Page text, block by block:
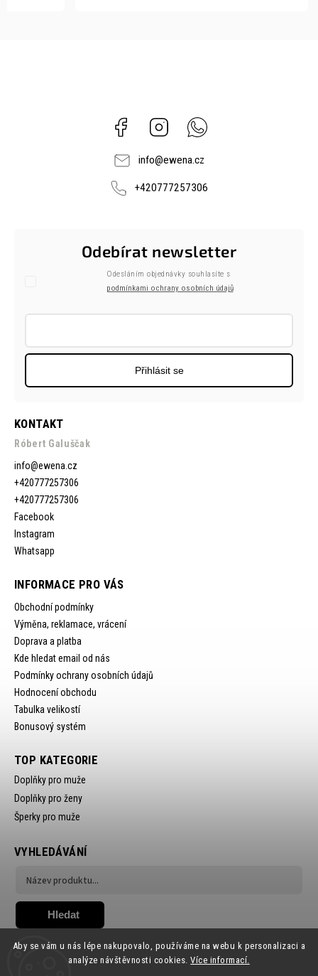
Aby se vám u nás lépe nakupovalo, používáme na webu k personalizaci a
analýze návštěvnosti cookies.Více informací.
Facebook Instagram
info@ewena.cz
+420777257306
KONTAKT
Róbert Galuščak
info@ewena.cz
+420777257306
+420777257306
Facebook
Instagram
Whatsapp
INFORMACE PRO VÁS
Obchodní podmínky
Výměna, reklamace, vrácení
Doprava a platba
Kde hledat email od nás
Podmínky ochrany osobních údajů
Hodnocení obchodu
Tabulka velikostí
Bonusový systém
Odebírat newsletter
Odesláním objednávky souhlasíte s
podmínkami ochrany osobních údajů
Přihlásit se
TOP KATEGORIE
Doplňky pro muže
Doplňky pro ženy
Šperky pro muže
VYHLEDÁVÁNÍ
Hledat